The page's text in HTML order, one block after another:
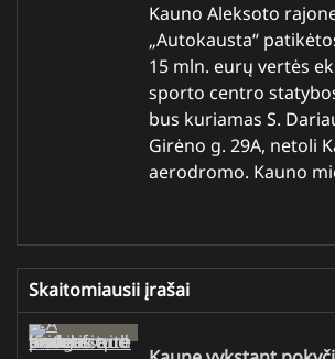
Kauno Aleksoto
„Autokausta“
15 mln. eurų vertės
sporto centro
bus kuriamas S.
Girėno g. 29A, netoli
aerodromo. Kauno
Skaitomiausii įrašai